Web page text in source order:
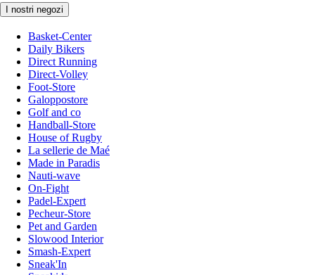
I nostri negozi
Basket-Center
Daily Bikers
Direct Running
Direct-Volley
Foot-Store
Galoppostore
Golf and co
Handball-Store
House of Rugby
La sellerie de Maé
Made in Paradis
Nauti-wave
On-Fight
Padel-Expert
Pecheur-Store
Pet and Garden
Slowood Interior
Smash-Expert
Sneak'In